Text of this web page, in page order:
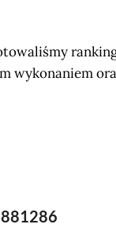
wykonaniem